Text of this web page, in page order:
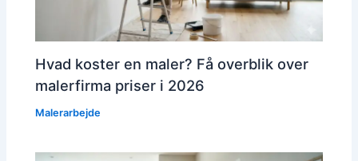
Hvad koster en maler? Få overblik over
malerfirma priser i 2026
Malerarbejde